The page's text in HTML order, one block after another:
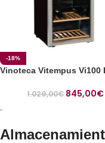
-18%
Vinoteca Vitempus Vi100
1.029,00€ 845,00€